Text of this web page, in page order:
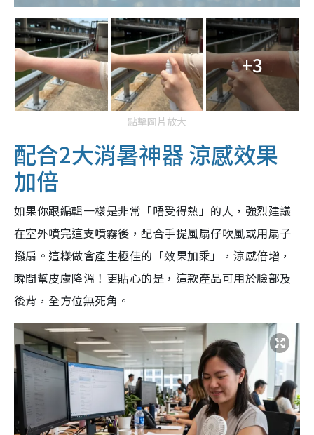
+3
點擊圖片放大
配合2大消暑神器 涼感效果
加倍
如果你跟編輯一樣是非常「唔受得熱」的人，強烈建議
在室外噴完這支噴霧後，配合手提風扇仔吹風或用扇子
撥扇。這樣做會產生極佳的「效果加乘」，涼感倍增，
瞬間幫皮膚降溫！更貼心的是，這款產品可用於臉部及
後背，全方位無死角。